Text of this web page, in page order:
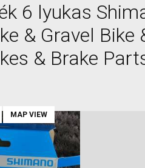
6 lyukas
& Gravel Bike
& Brake
MAP VIEW